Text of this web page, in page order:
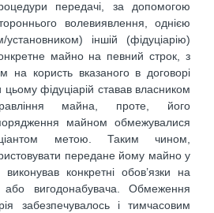
передачі, за допомогою
волевиявлення, однією
іншій (фідуціарію)
майно на певний строк, з
на користь вказаного в договорі
фідуціарій ставав власником
майна, проте, його
майном обмежувалися
метою. Таким чином,
передане йому майно у
конкретні обов’язки на
або вигодонабувача. Обмеження
забезпечувалось і тимчасовим